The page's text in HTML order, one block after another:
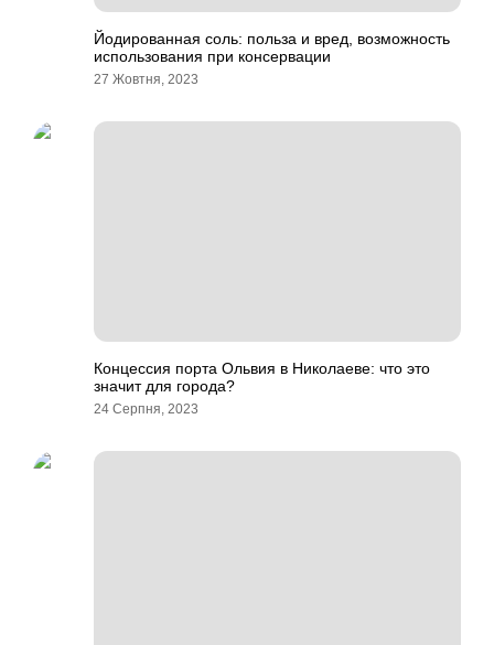
Йодированная соль: польза и вред, возможность
использования при консервации
27 Жовтня, 2023
Концессия порта Ольвия в Николаеве: что это
значит для города?
24 Серпня, 2023